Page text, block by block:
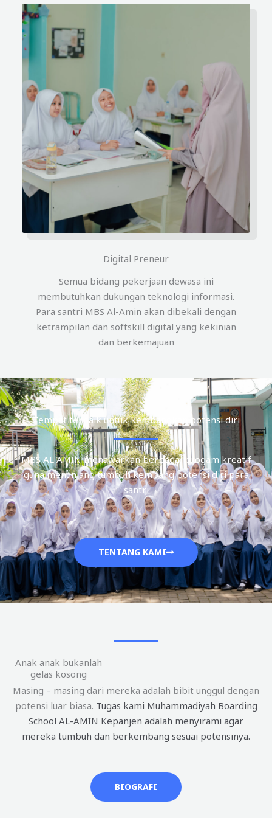
Digital Preneur
Semua bidang pekerjaan dewasa ini
membutuhkan dukungan teknologi informasi.
Para santri MBS Al-Amin akan dibekali dengan
ketrampilan dan softskill digital yang kekinian
dan berkemajuan
Tempat terbaik untuk kembangkan potensi diri
MBS AL AMIN menawarkan berbagai progam kreatif
guna menunjang tumbuh kembang potensi diri para
santri
TENTANG KAMI
Anak anak bukanlah
gelas kosong
Masing – masing dari mereka adalah bibit unggul dengan
potensi luar biasa. Tugas kami Muhammadiyah Boarding
School AL-AMIN Kepanjen adalah menyirami agar
mereka tumbuh dan berkembang sesuai potensinya.
BIOGRAFI